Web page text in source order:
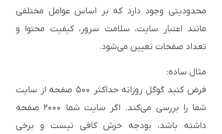
محدودیتی وجود دارد که بر اساس عوامل مختلفی
مانند اعتبار سایت، سلامت سرور، کیفیت محتوا و
تعداد صفحات تعیین می‌شود.
مثال ساده:
فرض کنید گوگل روزانه حداکثر ۵۰۰ صفحه از سایت
شما را بررسی می‌کند. اگر سایت شما ۲۰۰۰ صفحه
داشته باشد، بودجه خزش کافی نیست و برخی